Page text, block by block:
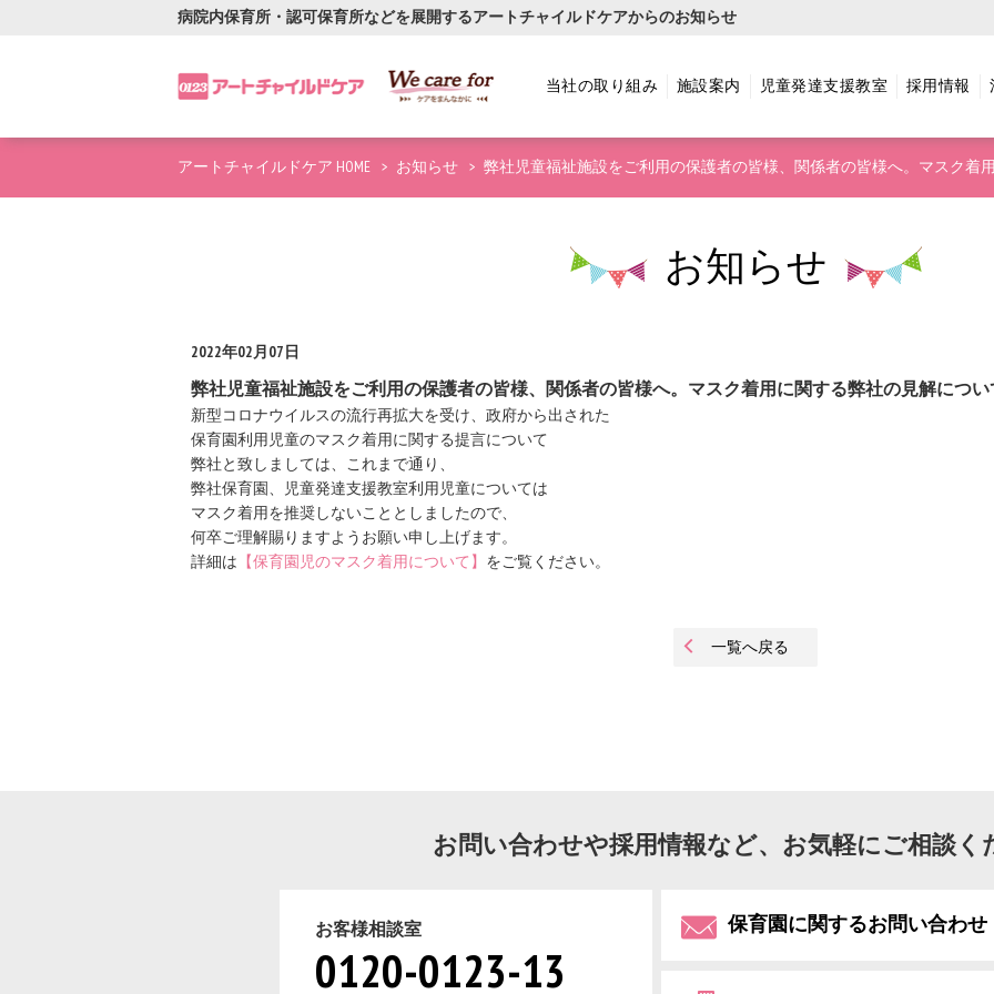
病院内保育所・認可保育所などを展開するアートチャイルドケアからのお知らせ
当社の取り組み 施設案内 児童発達支援教室 採用情報
アートチャイルドケア HOME お知らせ 弊社児童福祉施設をご利用の保護者の皆様、関係者の皆様へ。マスク着
お知らせ
2022年02月07日
弊社児童福祉施設をご利用の保護者の皆様、関係者の皆様へ。マスク着用に関する弊社の見解につい
新型コロナウイルスの流行再拡大を受け、政府から出された
保育園利用児童のマスク着用に関する提言について
弊社と致しましては、これまで通り、
弊社保育園、児童発達支援教室利用児童については
マスク着用を推奨しないこととしましたので、
何卒ご理解賜りますようお願い申し上げます。
詳細は 【保育園児のマスク着用について】 をご覧ください。
一覧へ戻る
お問い合わせや採用情報など、お気軽にご相談く
お客様相談室
0120-0123-13
保育園に関するお問い合わせ